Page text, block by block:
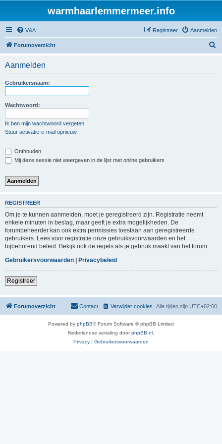
warmhaarlemmermeer.info
V&A Aanmelden
Registreer
Forumoverzicht
Aanmelden
Gebruikersnaam:
Wachtwoord:
Ik ben mijn wachtwoord vergeten
Stuur activatie-e-mail opnieuw
Onthouden
Mij deze sessie niet weergeven in de lijst met online gebruikers
REGISTREER
Om je te kunnen aanmelden, moet je geregistreerd zijn. Registratie neemt
enkele minuten in beslag, maar geeft je extra mogelijkheden. De
forumbeheerder kan ook extra permissies toestaan aan geregistreerde
gebruikers. Lees voor registratie onze gebruiksvoorwaarden en het
bijbehorend beleid. Bekijk ook de regels als je gebruik maakt van het forum.
Gebruikersvoorwaarden | Privacybeleid
Registreer
Forumoverzicht Alle tijden zijn UTC+02:00
Verwijder cookies
Contact
Powered by phpBB® Forum Software © phpBB Limited
Nederlandse vertaling doorphpBB.nl
Privacy | Gebruikersvoorwaarden